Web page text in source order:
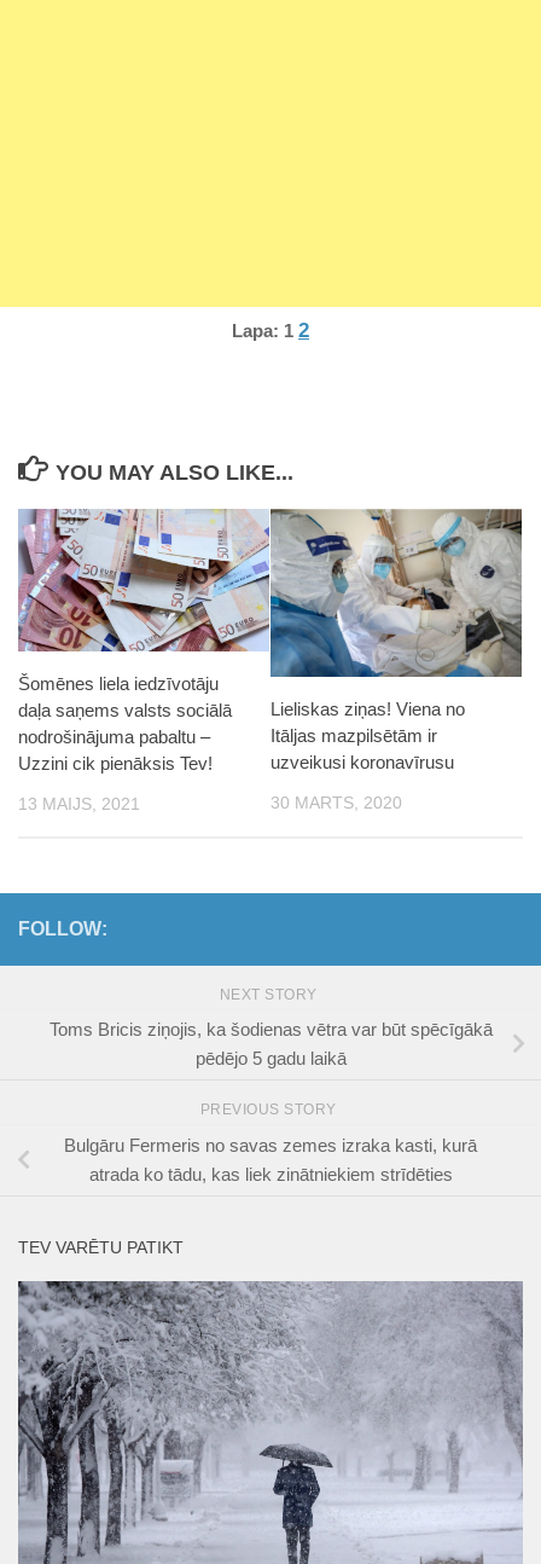
Lapa: 1 2
YOU MAY ALSO LIKE...
Šomēnes liela iedzīvotāju
daļa saņems valsts sociālā
nodrošinājuma pabaltu –
Uzzini cik pienāksis Tev!
13 MAIJS, 2021
Lieliskas ziņas! Viena no
Itāljas mazpilsētām ir
uzveikusi koronavīrusu
30 MARTS, 2020
FOLLOW:
NEXT STORY
Toms Bricis ziņojis, ka šodienas vētra var būt spēcīgākā
pēdējo 5 gadu laikā
PREVIOUS STORY
Bulgāru Fermeris no savas zemes izraka kasti, kurā
atrada ko tādu, kas liek zinātniekiem strīdēties
TEV VARĒTU PATIKT